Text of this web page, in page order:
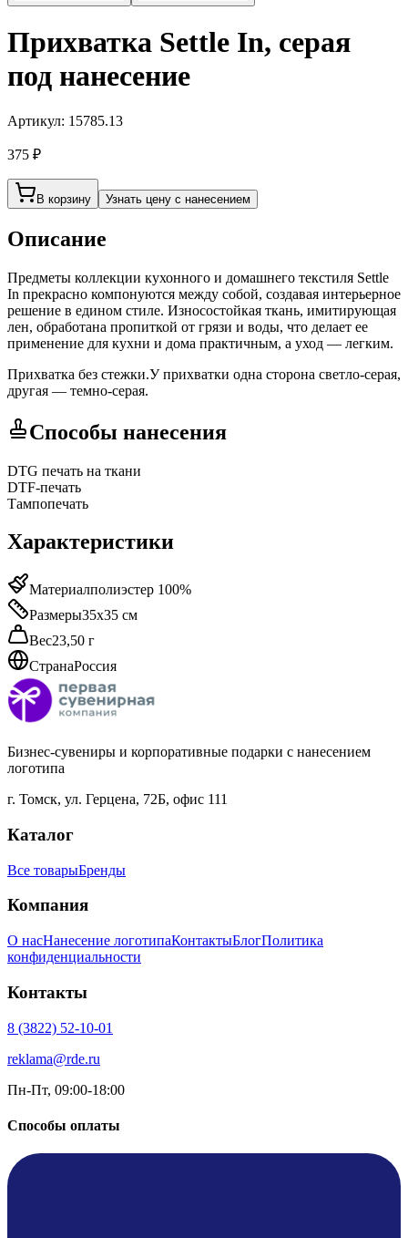
Прихватка Settle In, серая
под нанесение
Артикул: 15785.13
375 ₽
В корзину Узнать цену с нанесением
Описание
Предметы коллекции кухонного и домашнего текстиля Settle
In прекрасно компонуются между собой, создавая интерьерное
решение в едином стиле. Износостойкая ткань, имитирующая
лен, обработана пропиткой от грязи и воды, что делает ее
применение для кухни и дома практичным, а уход — легким.
Прихватка без стежки.У прихватки одна сторона светло-серая,
другая — темно-серая.
Способы нанесения
DTG печать на ткани
DTF-печать
Тампопечать
Характеристики
Материалполиэстер 100%
Размеры35х35 см
Вес23,50 г
СтранаРоссия
Бизнес-сувениры и корпоративные подарки с нанесением
логотипа
г. Томск, ул. Герцена, 72Б, офис 111
Каталог
Все товарыБренды
Компания
О насНанесение логотипаКонтактыБлогПолитика
конфиденциальности
Контакты
8 (3822) 52-10-01
reklama@rde.ru
Пн-Пт, 09:00-18:00
Способы оплаты